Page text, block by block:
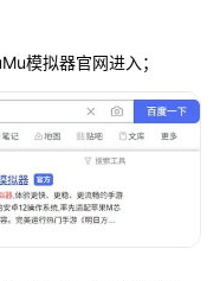
模拟器官网进入；